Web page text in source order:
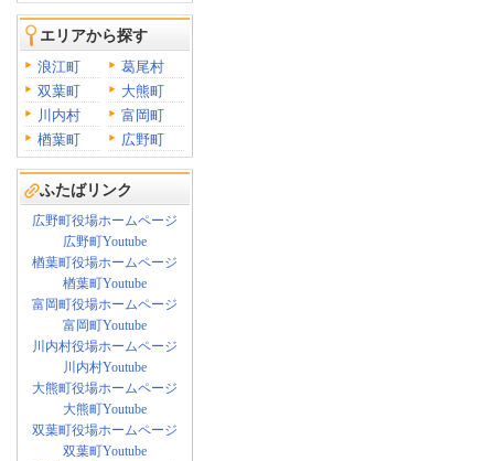
エリアから探す
浪江町
葛尾村
双葉町
大熊町
川内村
富岡町
楢葉町
広野町
ふたばリンク
広野町役場ホームページ
広野町Youtube
楢葉町役場ホームページ
楢葉町Youtube
富岡町役場ホームページ
富岡町Youtube
川内村役場ホームページ
川内村Youtube
大熊町役場ホームページ
大熊町Youtube
双葉町役場ホームページ
双葉町Youtube